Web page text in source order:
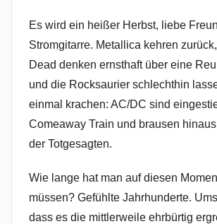
Es wird ein heißer Herbst, liebe
Stromgitarre. Metallica kehren zurück,
Dead denken ernsthaft über eine
und die Rocksaurier schlechthin
einmal krachen: AC/DC sind
Comeaway Train und brausen hinaus
der Totgesagten.
Wie lange hat man auf diesen
müssen? Gefühlte Jahrhunderte.
dass es die mittlerweile ehrbürtig